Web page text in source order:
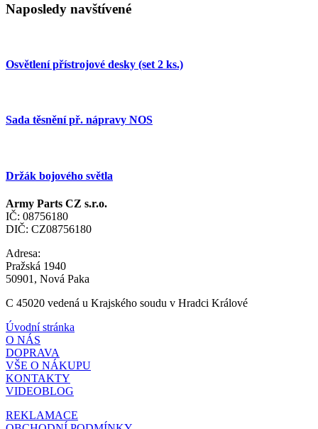
Naposledy navštívené
Osvětlení přístrojové desky (set 2 ks.)
Sada těsnění př. nápravy NOS
Držák bojového světla
Army Parts CZ s.r.o.
IČ: 08756180
DIČ: CZ08756180
Adresa:
Pražská 1940
50901, Nová Paka
C 45020 vedená u Krajského soudu v Hradci Králové
Úvodní stránka
O NÁS
DOPRAVA
VŠE O NÁKUPU
KONTAKTY
VIDEOBLOG
REKLAMACE